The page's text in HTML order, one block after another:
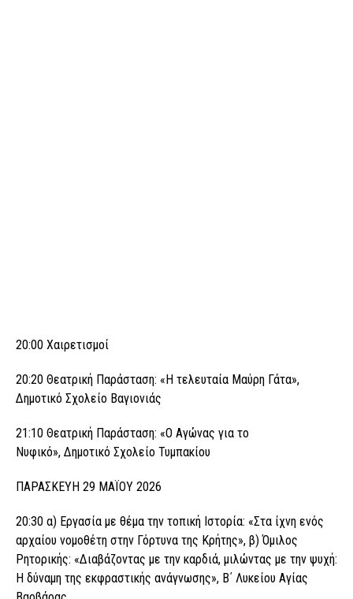
20:00 Χαιρετισμοί
20:20 Θεατρική Παράσταση: «Η τελευταία Μαύρη Γάτα»,
Δημοτικό Σχολείο Βαγιονιάς
21:10 Θεατρική Παράσταση: «Ο Αγώνας για το
Νυφικό», Δημοτικό Σχολείο Τυμπακίου
ΠΑΡΑΣΚΕΥΗ 29 ΜΑΪΟΥ 2026
20:30 α) Εργασία με θέμα την τοπική Ιστορία: «Στα ίχνη ενός
αρχαίου νομοθέτη στην Γόρτυνα της Κρήτης», β) Όμιλος
Ρητορικής: «Διαβάζοντας με την καρδιά, μιλώντας με την ψυχή:
Η δύναμη της εκφραστικής ανάγνωσης», Β΄ Λυκείου Αγίας